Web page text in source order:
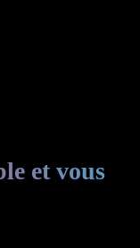
et vous